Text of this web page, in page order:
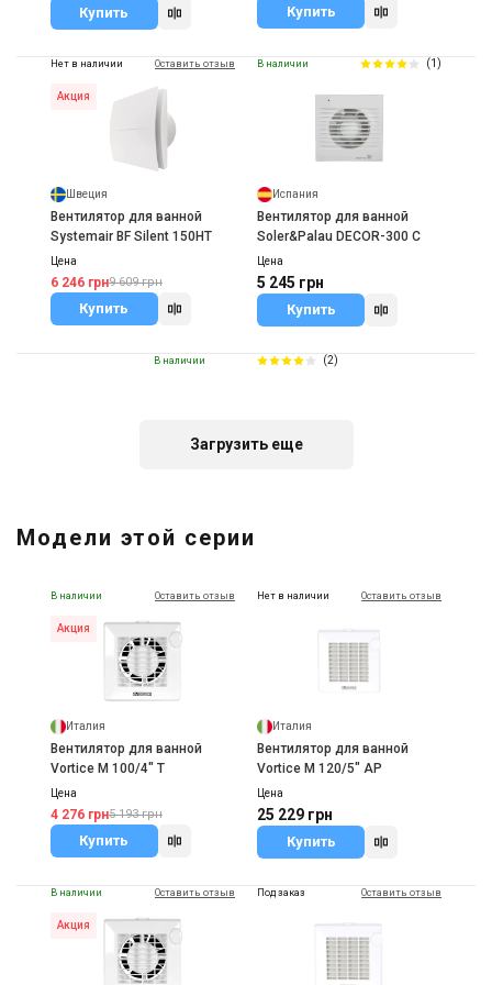
Купить Купить
Нет в наличии Оставить отзыв
Акция
Швеция
Вентилятор для ванной
Systemair BF Silent 150HT
Цена
6 246 грн9 609 грн
Купить
В наличии (1)
Испания
Вентилятор для ванной
Soler&Palau DECOR-300 C
Цена
5 245 грн
Купить
В наличии (2)
Soler&Palau SILENT-300 CRZ
Купить
Загрузить еще
Модели этой серии
В наличии Оставить отзыв
Акция
Италия
Вентилятор для ванной
Vortice M 100/4" T
Цена
4 276 грн5 193 грн
Купить
Нет в наличии Оставить отзыв
Италия
Вентилятор для ванной
Vortice M 120/5" AP
Цена
25 229 грн
Купить
В наличии Оставить отзыв
Акция
Под заказ Оставить отзыв